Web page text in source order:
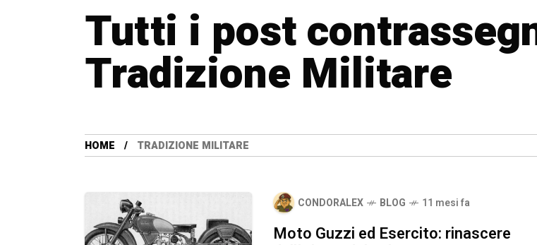
Tutti i post
Tradizione Militare
HOME TRADIZIONE MILITARE
CONDORALEX BLOG 11 mesi fa
Moto Guzzi ed Esercito: rinascere